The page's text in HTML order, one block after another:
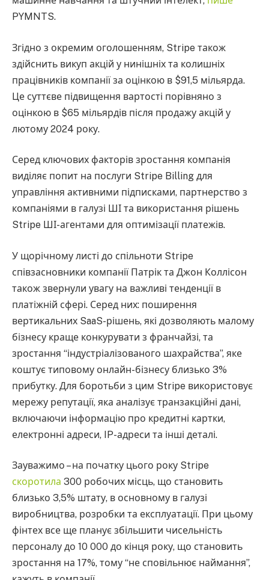
PYMNTS.
Згідно з окремим оголошенням, Stripe також
здійснить викуп акцій у нинішніх та колишніх
працівників компанії за оцінкою в $91,5 мільярда.
Це суттєве підвищення вартості порівняно з
оцінкою в $65 мільярдів після продажу акцій у
лютому 2024 року.
Серед ключових факторів зростання компанія
виділяє попит на послуги Stripe Billing для
управління активними підписками, партнерство з
компаніями в галузі ШІ та використання рішень
Stripe ШІ-агентами для оптимізації платежів.
У щорічному листі до спільноти Stripe
співзасновники компанії Патрік та Джон Коллісон
також звернули увагу на важливі тенденції в
платіжній сфері. Серед них: поширення
вертикальних SaaS-рішень, які дозволяють малому
бізнесу краще конкурувати з франчайзі, та
зростання “індустріалізованого шахрайства”, яке
коштує типовому онлайн-бізнесу близько 3%
прибутку. Для боротьби з цим Stripe використовує
мережу репутації, яка аналізує транзакційні дані,
включаючи інформацію про кредитні картки,
електронні адреси, IP-адреси та інші деталі.
Зауважимо – на початку цього року Stripe
скоротила 300 робочих місць, що становить
близько 3,5% штату, в основному в галузі
виробництва, розробки та експлуатації. При цьому
фінтех все ще планує збільшити чисельність
персоналу до 10 000 до кінця року, що становить
зростання на 17%, тому “не сповільнює наймання”,